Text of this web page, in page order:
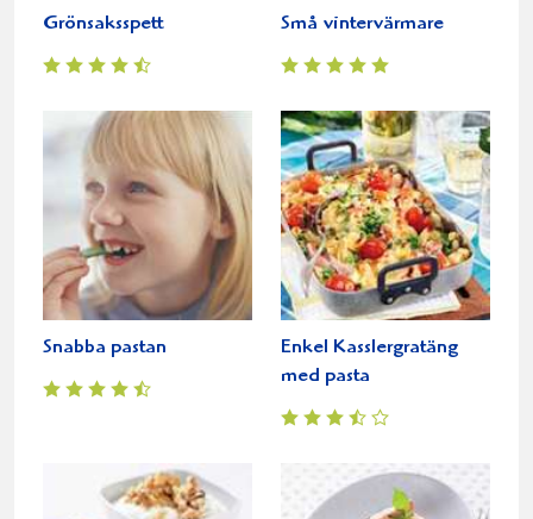
Grönsaksspett Små vintervärmare
Snabba pastan
Enkel Kasslergratäng
med pasta